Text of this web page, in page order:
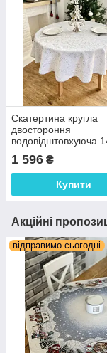
Скатертина кругла
двостороння
водовідштовхуюча
1 596 ₴
Купити
Акційні
відправимо сьогодні